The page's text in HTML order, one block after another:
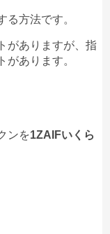
る方法です。
がありますが、指
があります。
ンを1ZAIFいくら